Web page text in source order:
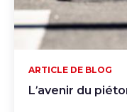
L’avenir du
ARTICLE DE BLOG